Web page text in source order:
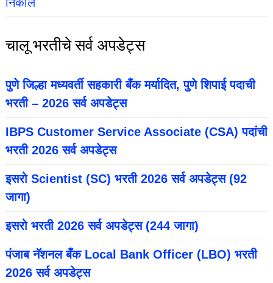
चालू भरतीचे सर्व अपडेट्स
पुणे जिल्हा मध्यवर्ती सहकारी बँक मर्यादित, पुणे शिपाई पदाची
भरती – 2026 सर्व अपडेट्स
IBPS Customer Service Associate (CSA) पदांची
भरती 2026 सर्व अपडेट्स
इसरो Scientist (SC) भरती 2026 सर्व अपडेट्स (92
जागा)
इसरो भरती 2026 सर्व अपडेट्स (244 जागा)
पंजाब नॅशनल बँक Local Bank Officer (LBO) भरती
2026 सर्व अपडेट्स